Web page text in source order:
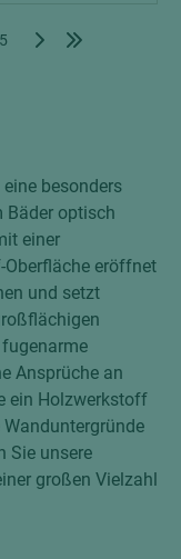
5
besonders
Bäder optisch
einer
eröffnet
und setzt
Ansprüche an
ein Holzwerkstoff
Sie unsere
großen Vielzahl